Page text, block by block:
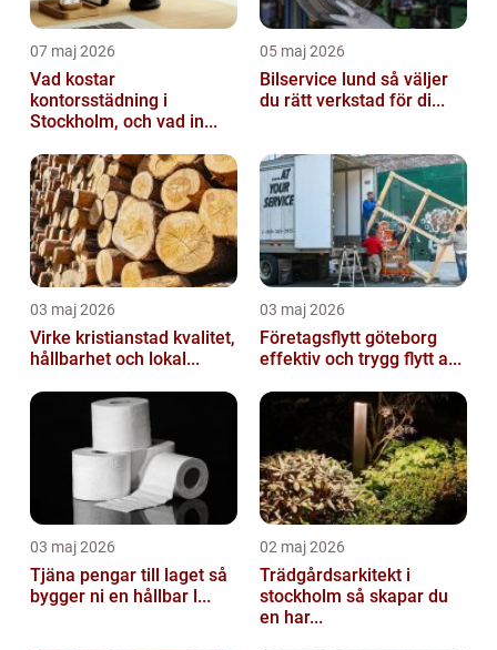
07 maj 2026
Vad kostar
kontorsstädning i
Stockholm, och vad in...
05 maj 2026
Bilservice lund så väljer
du rätt verkstad för di...
03 maj 2026
Virke kristianstad kvalitet,
hållbarhet och lokal...
03 maj 2026
Företagsflytt göteborg
effektiv och trygg flytt a...
03 maj 2026
Tjäna pengar till laget så
bygger ni en hållbar l...
02 maj 2026
Trädgårdsarkitekt i
stockholm så skapar du
en har...